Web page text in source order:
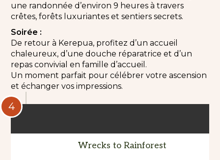
une randonnée d’environ 9 heures à travers
crêtes, forêts luxuriantes et sentiers secrets.
Soirée :
De retour à Kerepua, profitez d’un accueil
chaleureux, d’une douche réparatrice et d’un
repas convivial en famille d’accueil.
Un moment parfait pour célébrer votre ascension
et échanger vos impressions.
4
Wrecks to Rainforest